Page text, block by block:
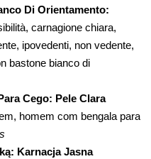
Di Orientamento:
carnagione chiara,
ipovedenti, non vedente,
bastone bianco di
Cego: Pele Clara
homem com bengala para
Karnacja Jasna